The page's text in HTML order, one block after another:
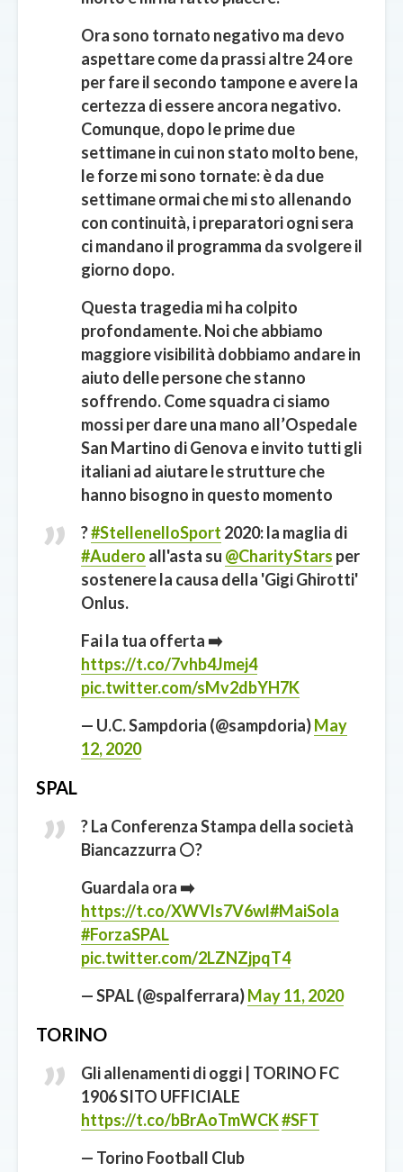
Ora sono tornato negativo ma devo
aspettare come da prassi altre 24 ore
per fare il secondo tampone e avere la
certezza di essere ancora negativo.
Comunque, dopo le prime due
settimane in cui non stato molto bene,
le forze mi sono tornate: è da due
settimane ormai che mi sto allenando
con continuità, i preparatori ogni sera
ci mandano il programma da svolgere il
giorno dopo.
Questa tragedia mi ha colpito
profondamente. Noi che abbiamo
maggiore visibilità dobbiamo andare in
aiuto delle persone che stanno
soffrendo. Come squadra ci siamo
mossi per dare una mano all’Ospedale
San Martino di Genova e invito tutti gli
italiani ad aiutare le strutture che
hanno bisogno in questo momento
?#StellenelloSport 2020: la maglia di
#Audero all'asta su @CharityStars per
sostenere la causa della 'Gigi Ghirotti'
Onlus.
Fai la tua offerta ➡️
https://t.co/7vhb4Jmej4
pic.twitter.com/sMv2dbYH7K
— U.C. Sampdoria (@sampdoria)May
12, 2020
SPAL
? La Conferenza Stampa della società
Biancazzurra ⚪️?
Guardala ora ➡️
https://t.co/XWVls7V6wl#MaiSola
#ForzaSPAL
pic.twitter.com/2LZNZjpqT4
— SPAL (@spalferrara)May 11, 2020
TORINO
Gli allenamenti di oggi | TORINO FC
1906 SITO UFFICIALE
https://t.co/bBrAoTmWCK#SFT
— Torino Football Club